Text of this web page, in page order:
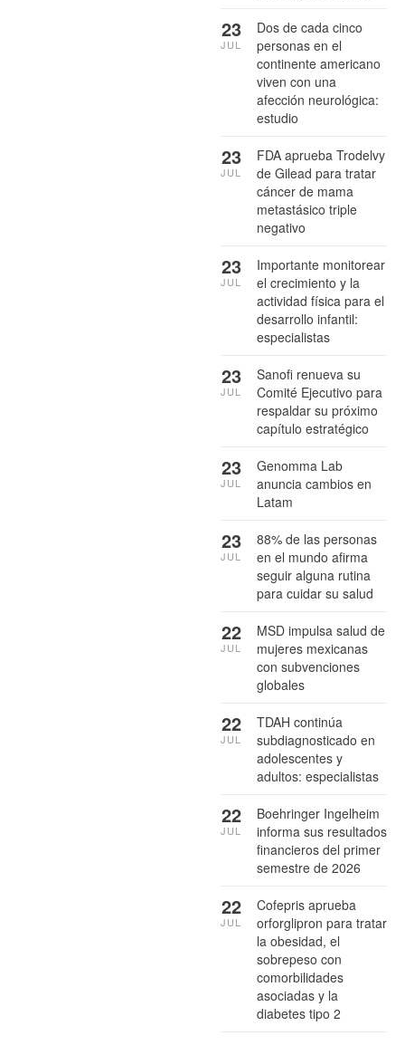
Dos de cada cinco
personas en el
continente americano
viven con una
afección neurológica:
estudio
23
JUL
FDA aprueba Trodelvy
de Gilead para tratar
cáncer de mama
metastásico triple
negativo
23
JUL
Importante monitorear
el crecimiento y la
actividad física para el
desarrollo infantil:
especialistas
23
JUL
Sanofi renueva su
Comité Ejecutivo para
respaldar su próximo
capítulo estratégico
23
JUL
Genomma Lab
anuncia cambios en
Latam
23
JUL
88% de las personas
en el mundo afirma
seguir alguna rutina
para cuidar su salud
23
JUL
MSD impulsa salud de
mujeres mexicanas
con subvenciones
globales
22
JUL
TDAH continúa
subdiagnosticado en
adolescentes y
adultos: especialistas
22
JUL
Boehringer Ingelheim
informa sus resultados
financieros del primer
semestre de 2026
22
JUL
Cofepris aprueba
orforglipron para tratar
la obesidad, el
sobrepeso con
comorbilidades
asociadas y la
diabetes tipo 2
22
JUL